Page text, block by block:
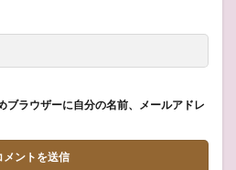
ブラウザーに自分の名前、メールアドレ